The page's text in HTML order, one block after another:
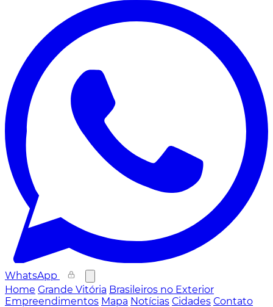
WhatsApp
Home Grande Vitória Brasileiros no Exterior
Empreendimentos Mapa Notícias Cidades Contato